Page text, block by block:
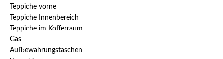
Teppiche vorne
Teppiche Innenbereich
Teppiche im Kofferraum
Gas
Aufbewahrungstaschen